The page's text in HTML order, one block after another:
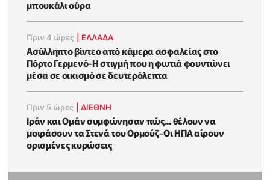
μπουκάλι ούρα
Πριν 4 ώρες ΕΛΛΑΔΑ
Ασύλληπτο βίντεο από κάμερα ασφαλείας στο
Πόρτο Γερμενό-Η στιγμή που η φωτιά φουντώνει
μέσα σε οικισμό σε δευτερόλεπτα
Πριν 5 ώρες |ΔΙΕΘΝΗ
Ιράν και Ομάν συμφώνησαν πώς... θέλουν να
μοιράσουν τα Στενά του Ορμούζ-Οι ΗΠΑ αίρουν
ορισμένες κυρώσεις